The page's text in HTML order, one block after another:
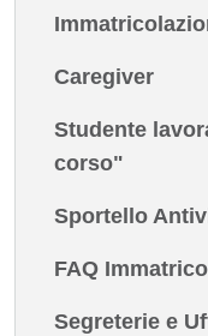
Caregiver
Studente
corso"
Sportello
FAQ
Segreterie e